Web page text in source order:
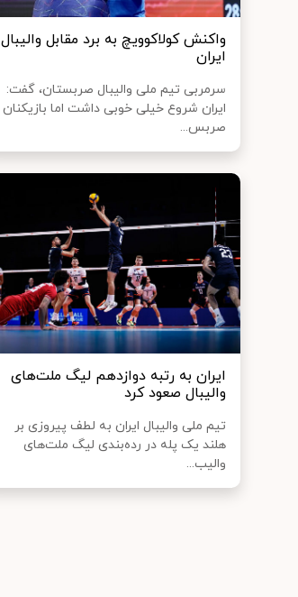
واکنش کولاکوویچ به برد مقابل والیبال
ایران
سرمربی تیم ملی والیبال صربستان، گفت:
ایران شروع خیلی خوبی داشت اما بازیکنان
صربس...
ایران به رتبه دوازدهم لیگ ملت‌های
والیبال صعود کرد
تیم ملی والیبال ایران به لطف پیروزی بر
هلند یک پله در رده‌بندی لیگ ملت‌های
والیب...